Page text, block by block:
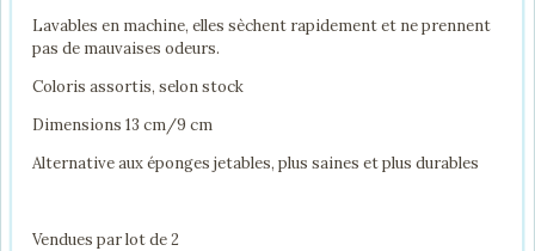
Lavables en machine, elles sèchent rapidement et ne prennent
pas de mauvaises odeurs.
Coloris assortis, selon stock
Dimensions 13 cm/9 cm
Alternative aux éponges jetables, plus saines et plus durables
Vendues par lot de 2